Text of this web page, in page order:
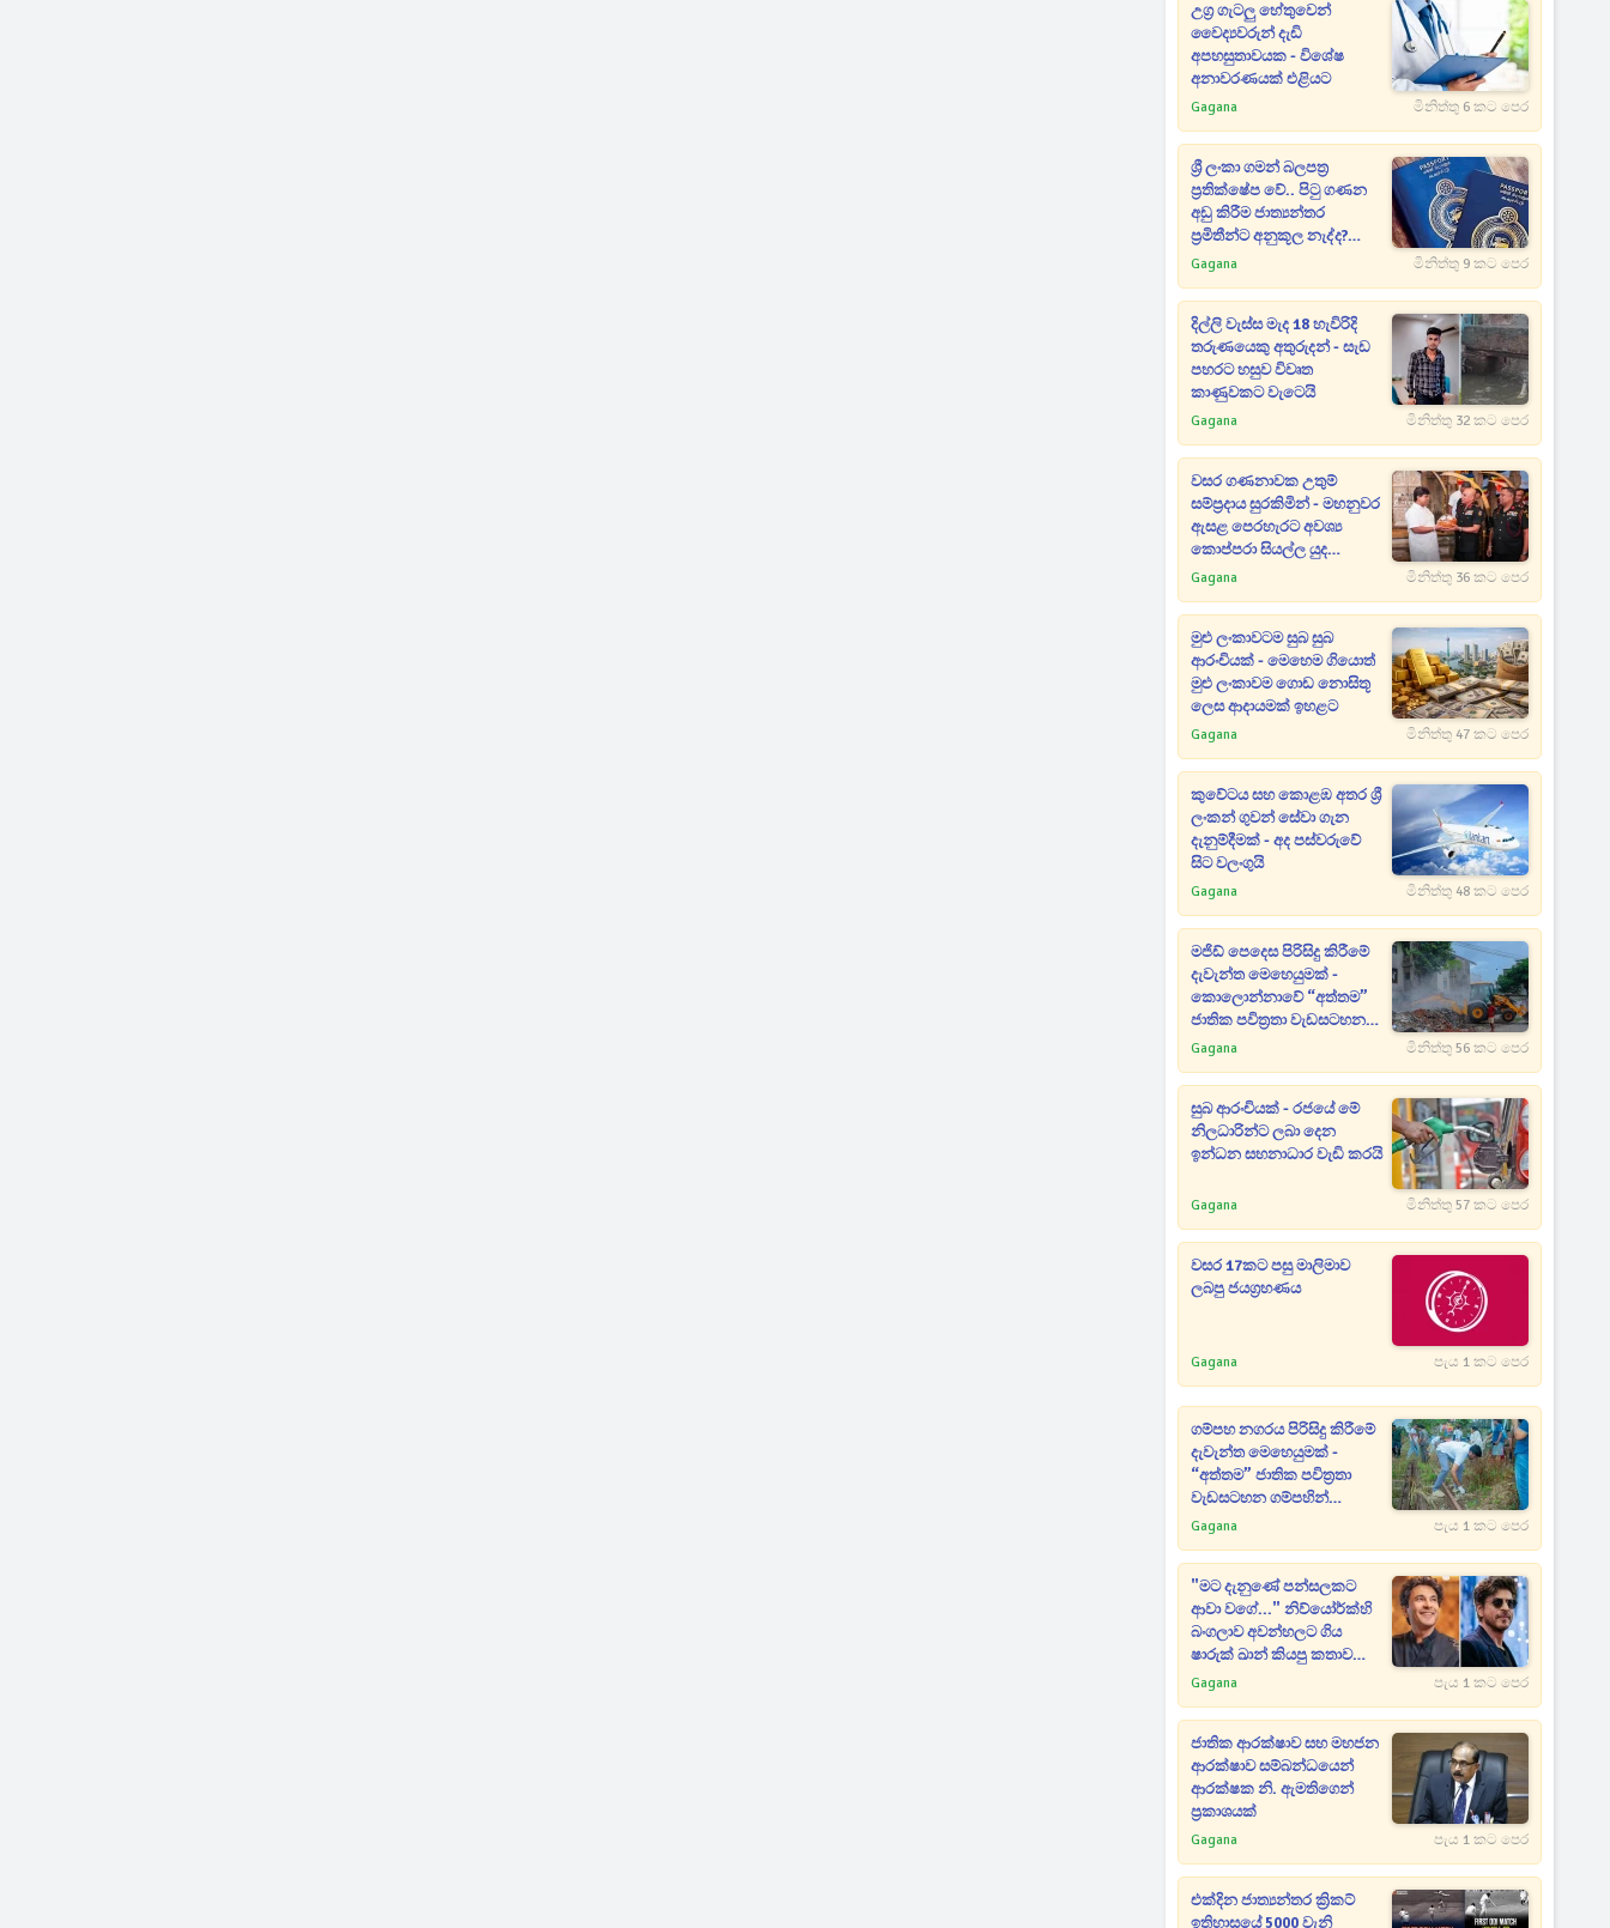
උග්‍ර ගැටලු හේතුවෙන්
වෛද්‍යවරුන් දැඩි
අපහසුතාවයක - විශේෂ
අනාවරණයක් එළියට
Gagana මිනිත්තු 6 කට පෙර
ශ්‍රී ලංකා ගමන් බලපත්‍ර
ප්‍රතික්ෂේප වේ.. පිටු ගණන
අඩු කිරීම ජාත්‍යන්තර
ප්‍රමිතීන්ට අනුකූල නැද්ද?
බරපතළ චෝදනාවක්
Gagana මිනිත්තු 9 කට පෙර
දිල්ලි වැස්ස මැද 18 හැවිරිදි
තරුණයෙකු අතුරුදන් - සැඩ
පහරට හසුව විවෘත
කාණුවකට වැටෙයි
Gagana මිනිත්තු 32 කට පෙර
වසර ගණනාවක උතුම්
සම්ප්‍රදාය සුරකිමින් - මහනුවර
ඇසළ පෙරහැරට අවශ්‍ය
කොප්පරා සියල්ල යුද
හමුදාවෙන් පූජා කරයි
Gagana මිනිත්තු 36 කට පෙර
මුළු ලංකාවටම සුබ සුබ
ආරංචියක් - මෙහෙම ගියොත්
මුළු ලංකාවම ගොඩ නොසිතූ
ලෙස ආදායමක් ඉහළට
Gagana මිනිත්තු 47 කට පෙර
කුවේටය සහ කොළඹ අතර ශ්‍රී
ලංකන් ගුවන් සේවා ගැන
දැනුම්දීමක් - අද පස්වරුවේ
සිට වලංගුයි
Gagana මිනිත්තු 48 කට පෙර
මජිඩ් පෙදෙස පිරිසිදු කිරීමේ
දැවැන්ත මෙහෙයුමක් -
කොලොන්නාවේ “අත්තම”
ජාතික පවිත්‍රතා වැඩසටහන
ඇරඹෙයි
Gagana මිනිත්තු 56 කට පෙර
සුබ ආරංචියක් - රජයේ මේ
නිලධාරින්ට ලබා දෙන
ඉන්ධන සහනාධාර වැඩි කරයි
Gagana මිනිත්තු 57 කට පෙර
වසර 17කට පසු මාලිමාව
ලබපු ජයග්‍රහණය
Gagana පැය 1 කට පෙර
ගම්පහ නගරය පිරිසිදු කිරීමේ
දැවැන්ත මෙහෙයුමක් -
“අත්තම” ජාතික පවිත්‍රතා
වැඩසටහන ගම්පහින්
ඇරඹෙයි
Gagana පැය 1 කට පෙර
"මට දැනුණේ පන්සලකට
ආවා වගේ..." නිව්යෝර්ක්හි
බංගලාව අවන්හලට ගිය
ෂාරුක් ඛාන් කියපු කතාව
විකාස් ඛන්නා හෙළි කරයි
Gagana පැය 1 කට පෙර
ජාතික ආරක්ෂාව සහ මහජන
ආරක්ෂාව සම්බන්ධයෙන්
ආරක්ෂක නි. ඇමතිගෙන්
ප්‍රකාශයක්
Gagana පැය 1 කට පෙර
එක්දින ජාත්‍යන්තර ක්‍රිකට්
ඉතිහාසයේ 5000 වැනි